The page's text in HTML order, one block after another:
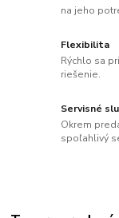
na jeho
Flexibilita
Rýchlo sa
riešenie.
Servisné
Okrem
spoľahlivý